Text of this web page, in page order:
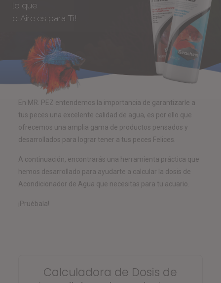
lo que
el Aire es para Ti!
En MR. PEZ entendemos la importancia de garantizarle a
tus peces una excelente calidad de agua, es por ello que
ofrecemos una amplia gama de productos pensados y
desarrollados para lograr tener a tus peces Felices.
A continuación, encontrarás una herramienta práctica que
hemos desarrollado para ayudarte a calcular la dosis de
Acondicionador de Agua que necesitas para tu acuario.
¡Pruébala!
Calculadora de Dosis de